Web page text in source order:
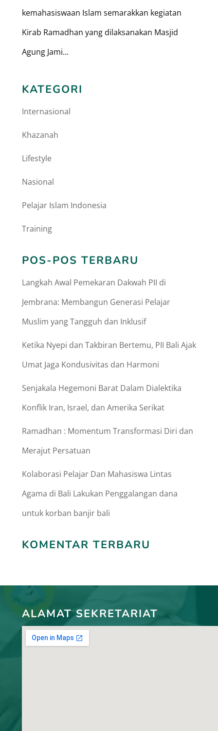
kemahasiswaan Islam semarakkan kegiatan
Kirab Ramadhan yang dilaksanakan Masjid
Agung Jami...
KATEGORI
Internasional
Khazanah
Lifestyle
Nasional
Pelajar Islam Indonesia
Training
POS-POS TERBARU
Langkah Awal Pemekaran Dakwah PII di
Jembrana: Membangun Generasi Pelajar
Muslim yang Tangguh dan Inklusif
Ketika Nyepi dan Takbiran Bertemu, PII Bali Ajak
Umat Jaga Kondusivitas dan Harmoni
Senjakala Hegemoni Barat Dalam Dialektika
Konflik Iran, Israel, dan Amerika Serikat
Ramadhan : Momentum Transformasi Diri dan
Merajut Persatuan
Kolaborasi Pelajar Dan Mahasiswa Lintas
Agama di Bali Lakukan Penggalangan dana
untuk korban banjir bali
KOMENTAR TERBARU
ALAMAT SEKRETARIAT